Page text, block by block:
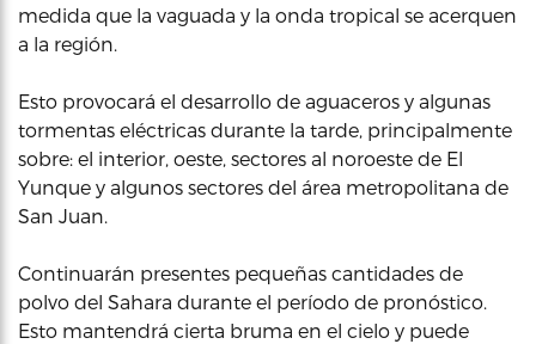
medida que la vaguada y la onda tropical se acerquen
a la región.
Esto provocará el desarrollo de aguaceros y algunas
tormentas eléctricas durante la tarde, principalmente
sobre: el interior, oeste, sectores al noroeste de El
Yunque y algunos sectores del área metropolitana de
San Juan.
Continuarán presentes pequeñas cantidades de
polvo del Sahara durante el período de pronóstico.
Esto mantendrá cierta bruma en el cielo y puede